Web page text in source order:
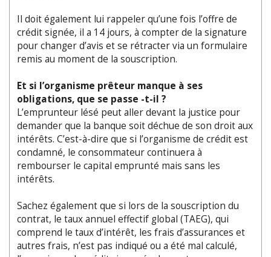
Il doit également lui rappeler qu’une fois l’offre de
crédit signée, il a 14 jours, à compter de la signature
pour changer d’avis et se rétracter via un formulaire
remis au moment de la souscription.
Et si l’organisme prêteur manque à ses
obligations, que se passe -t-il ?
L’emprunteur lésé peut aller devant la justice pour
demander que la banque soit déchue de son droit aux
intérêts. C’est-à-dire que si l’organisme de crédit est
condamné, le consommateur continuera à
rembourser le capital emprunté mais sans les
intérêts.
Sachez également que si lors de la souscription du
contrat, le taux annuel effectif global (TAEG), qui
comprend le taux d’intérêt, les frais d’assurances et
autres frais, n’est pas indiqué ou a été mal calculé,